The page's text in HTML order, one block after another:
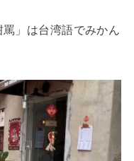
」は台湾語でみかん